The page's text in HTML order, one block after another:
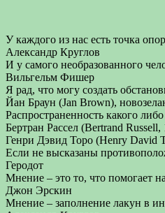
У каждого из нас есть точка
Александр Круглов
И у самого необразованного
Вильгельм Фишер
Я рад, что могу создать
Йан Браун (Jan Brown),
Распространенность какого
Бертран Рассел (Bertrand
Генри Дэвид Торо (Henry David
Если не высказаны
Геродот
Мнение – это то, что помогает
Джон Эрскин
Мнение – заполнение лакун в